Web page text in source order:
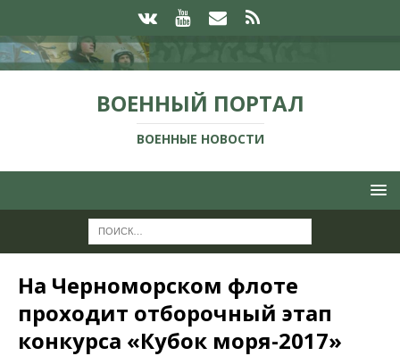
ВОЕННЫЙ ПОРТАЛ
ВОЕННЫЕ НОВОСТИ
На Черноморском флоте
проходит отборочный этап
конкурса «Кубок моря-2017»